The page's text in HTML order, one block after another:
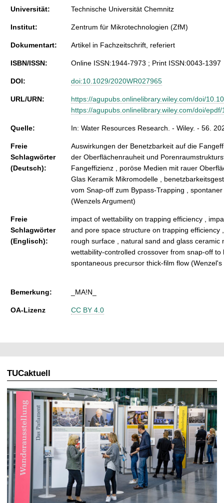
Universität: Technische Universität Chemnitz
Institut: Zentrum für Mikrotechnologien (ZfM)
Dokumentart: Artikel in Fachzeitschrift, referiert
ISBN/ISSN: Online ISSN:1944-7973 ; Print ISSN:0043-1397
DOI: doi:10.1029/2020WR027965
URL/URN:
https://agupubs.onlinelibrary.wiley.com/doi/
https://agupubs.onlinelibrary.wiley.com/doi/
Quelle: In: Water Resources Research. - Wiley. - 56.
Freie
Schlagwörter
(Deutsch):
Auswirkungen der Benetzbarkeit auf die
der Oberflächenrauheit und
Fangeffizienz , poröse Medien mit rauer
Glas Keramik Mikromodelle ,
vom Snap-off zum Bypass-Trapping ,
(Wenzels Argument)
Freie
Schlagwörter
(Englisch):
impact of wettability on trapping efficiency ,
and pore space structure on trapping efficiency
rough surface , natural sand and glass ceramic
wettability-controlled crossover from snap-off to
spontaneous precursor thick-film flow
Bemerkung: _MA!N_
OA-Lizenz CC BY 4.0
TUCaktuell